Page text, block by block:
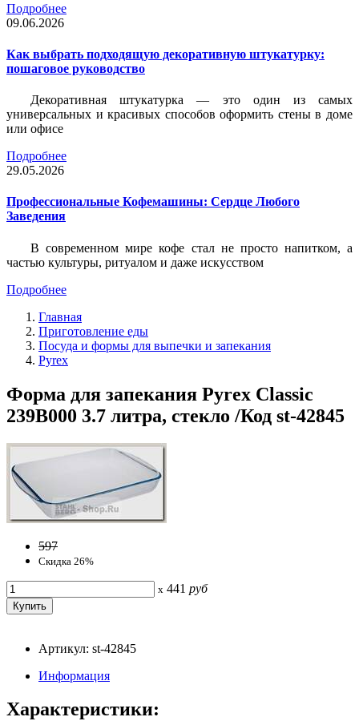
Подробнее
09.06.2026
Как выбрать подходящую декоративную штукатурку:
пошаговое руководство
Декоративная штукатурка — это один из самых
универсальных и красивых способов оформить стены в доме
или офисе
Подробнее
29.05.2026
Профессиональные Кофемашины: Сердце Любого
Заведения
В современном мире кофе стал не просто напитком, а
частью культуры, ритуалом и даже искусством
Подробнее
Главная
Приготовление еды
Посуда и формы для выпечки и запекания
Pyrex
Форма для запекания Pyrex Classic
239B000 3.7 литра, стекло /Код st-42845
597
Скидка 26%
x 441 руб
Артикул: st-42845
Информация
Характеристики: